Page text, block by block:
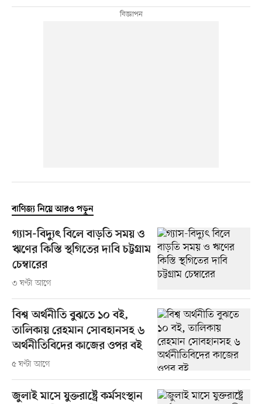
বাণিজ্য নিয়ে আরও পড়ুন
গ্যাস-বিদ্যুৎ বিলে বাড়তি সময় ও
ঋণের কিস্তি স্থগিতের দাবি চট্টগ্রাম
চেম্বারের
৩ ঘণ্টা আগে
বিশ্ব অর্থনীতি বুঝতে ১০ বই,
তালিকায় রেহমান সোবহানসহ ৬
অর্থনীতিবিদের কাজের ওপর বই
৫ ঘণ্টা আগে
জুলাই মাসে যুক্তরাষ্ট্রে কর্মসংস্থান